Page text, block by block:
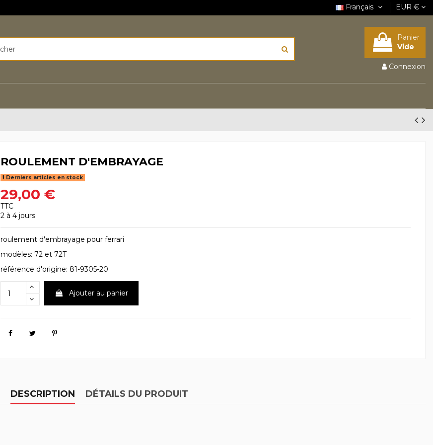
Français EUR €
Panier
Vide
Connexion
ROULEMENT D'EMBRAYAGE
Derniers articles en stock
29,00 €
TTC
2 à 4 jours
roulement d'embrayage pour ferrari
modèles: 72 et 72T
référence d'origine: 81-9305-20
Ajouter au panier
DESCRIPTION DÉTAILS DU PRODUIT